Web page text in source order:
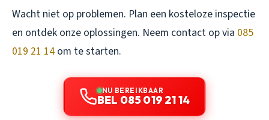
Wacht niet op problemen. Plan een kosteloze inspectie
en ontdek onze oplossingen. Neem contact op via 085
019 21 14 om te starten.
NU BEREIKBAAR
BEL 085 019 21 14